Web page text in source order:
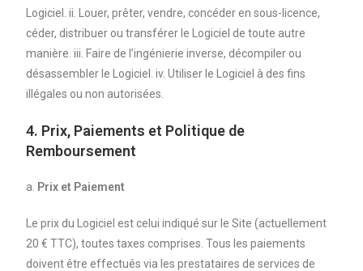
Logiciel. ii. Louer, prêter, vendre, concéder en sous-licence,
céder, distribuer ou transférer le Logiciel de toute autre
manière. iii. Faire de l’ingénierie inverse, décompiler ou
désassembler le Logiciel. iv. Utiliser le Logiciel à des fins
illégales ou non autorisées.
4. Prix, Paiements et Politique de
Remboursement
a. Prix et Paiement
Le prix du Logiciel est celui indiqué sur le Site (actuellement
20 € TTC), toutes taxes comprises. Tous les paiements
doivent être effectués via les prestataires de services de